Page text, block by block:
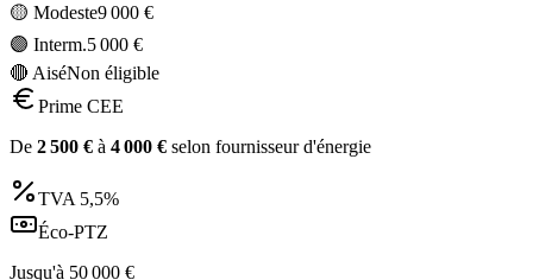
🟡 Modeste9 000 €
🟣 Interm.5 000 €
🔴 AiséNon éligible
Prime CEE
De 2 500 € à 4 000 € selon fournisseur d'énergie
TVA 5,5%
Éco-PTZ
Jusqu'à 50 000 €